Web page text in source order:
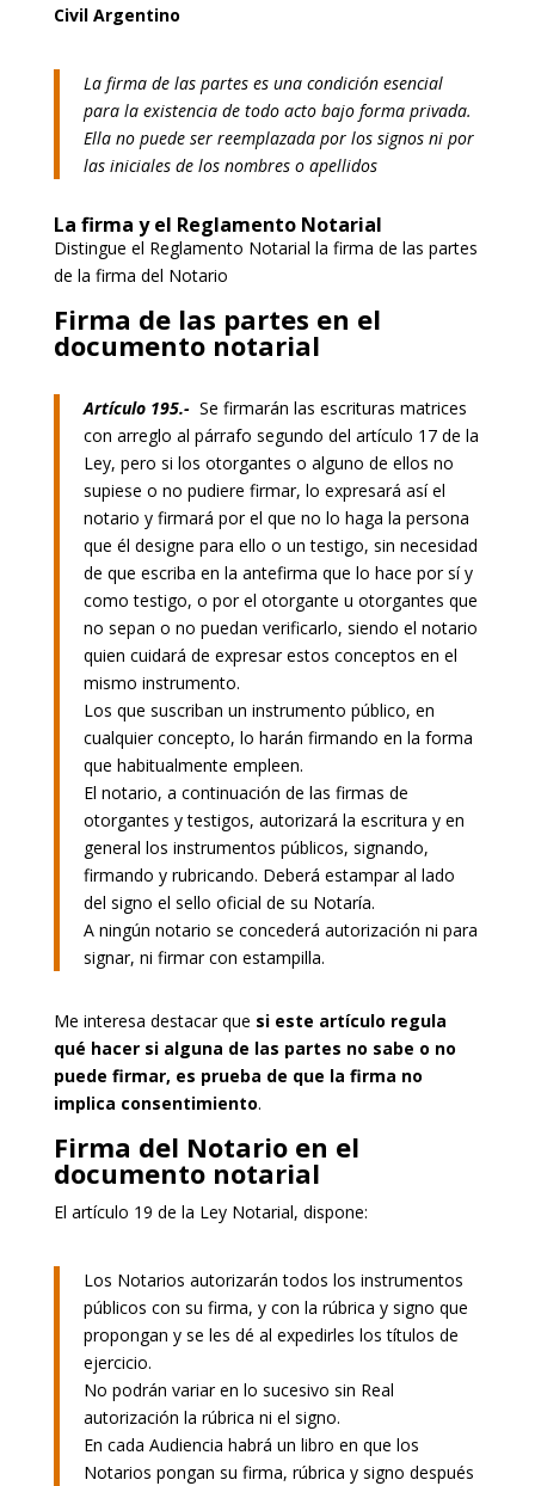
Civil Argentino
La firma de las partes es una condición esencial
para la existencia de todo acto bajo forma privada.
Ella no puede ser reemplazada por los signos ni por
las iniciales de los nombres o apellidos
La firma y el Reglamento Notarial
Distingue el Reglamento Notarial la firma de las partes
de la firma del Notario
Firma de las partes en el
documento notarial
Artículo 195.- Se firmarán las escrituras matrices
con arreglo al párrafo segundo del artículo 17 de la
Ley, pero si los otorgantes o alguno de ellos no
supiese o no pudiere firmar, lo expresará así el
notario y firmará por el que no lo haga la persona
que él designe para ello o un testigo, sin necesidad
de que escriba en la antefirma que lo hace por sí y
como testigo, o por el otorgante u otorgantes que
no sepan o no puedan verificarlo, siendo el notario
quien cuidará de expresar estos conceptos en el
mismo instrumento.
Los que suscriban un instrumento público, en
cualquier concepto, lo harán firmando en la forma
que habitualmente empleen.
El notario, a continuación de las firmas de
otorgantes y testigos, autorizará la escritura y en
general los instrumentos públicos, signando,
firmando y rubricando. Deberá estampar al lado
del signo el sello oficial de su Notaría.
A ningún notario se concederá autorización ni para
signar, ni firmar con estampilla.
Me interesa destacar que si este artículo regula
qué hacer si alguna de las partes no sabe o no
puede firmar, es prueba de que la firma no
implica consentimiento.
Firma del Notario en el
documento notarial
El artículo 19 de la Ley Notarial, dispone:
Los Notarios autorizarán todos los instrumentos
públicos con su firma, y con la rúbrica y signo que
propongan y se les dé al expedirles los títulos de
ejercicio.
No podrán variar en lo sucesivo sin Real
autorización la rúbrica ni el signo.
En cada Audiencia habrá un libro en que los
Notarios pongan su firma, rúbrica y signo después